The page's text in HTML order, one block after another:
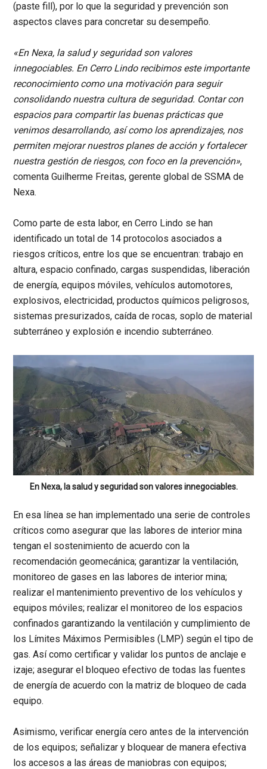
(paste fill), por lo que la seguridad y prevención son
aspectos claves para concretar su desempeño.
«En Nexa, la salud y seguridad son valores
innegociables. En Cerro Lindo recibimos este importante
reconocimiento como una motivación para seguir
consolidando nuestra cultura de seguridad. Contar con
espacios para compartir las buenas prácticas que
venimos desarrollando, así como los aprendizajes, nos
permiten mejorar nuestros planes de acción y fortalecer
nuestra gestión de riesgos, con foco en la prevención»,
comentaGuilherme Freitas, gerente global de SSMA de
Nexa.
Como parte de esta labor, en Cerro Lindo se han
identificado un total de 14 protocolos asociados a
riesgos críticos, entre los que se encuentran: trabajo en
altura, espacio confinado, cargas suspendidas, liberación
de energía, equipos móviles, vehículos automotores,
explosivos, electricidad, productos químicos peligrosos,
sistemas presurizados, caída de rocas, soplo de material
subterráneo y explosión e incendio subterráneo.
En Nexa, la salud y seguridad son valores innegociables.
En esa línea se han implementado una serie de controles
críticos como asegurar que las labores de interior mina
tengan el sostenimiento de acuerdo con la
recomendación geomecánica; garantizar la ventilación,
monitoreo de gases en las labores de interior mina;
realizar el mantenimiento preventivo de los vehículos y
equipos móviles; realizar el monitoreo de los espacios
confinados garantizando la ventilación y cumplimiento de
los Límites Máximos Permisibles (LMP) según el tipo de
gas. Así como certificar y validar los puntos de anclaje e
izaje; asegurar el bloqueo efectivo de todas las fuentes
de energía de acuerdo con la matriz de bloqueo de cada
equipo.
Asimismo, verificar energía cero antes de la intervención
de los equipos; señalizar y bloquear de manera efectiva
los accesos a las áreas de maniobras con equipos;